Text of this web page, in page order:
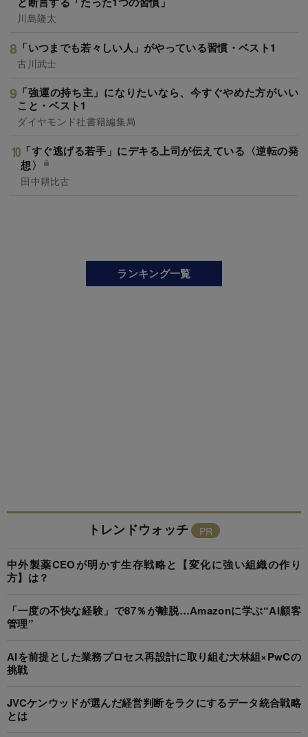
川島隆太
「いつまでも若々しい人」がやっている習慣・ベスト1
古川武士
「強運の持ち主」になりたいなら、今すぐやめた方がいい
こと・ベスト1
ダイヤモンド社書籍編集局
「すぐ逃げる若手」にデキる上司が伝えている〈逆転の発
想〉
田中耕比古
ランキング一覧
トレンドウォッチ
中外製薬CEOが明かす生存戦略と【変化に強い組織の作り
方】は？
「一度の不快な経験」で87％が離脱…Amazonに学ぶ“AI顧客
管理”
AIを前提とした業務プロセス再設計に取り組む大林組×PwCの
挑戦
JVCケンウッドが選んだ経営判断をラクにするデータ統合戦略
とは